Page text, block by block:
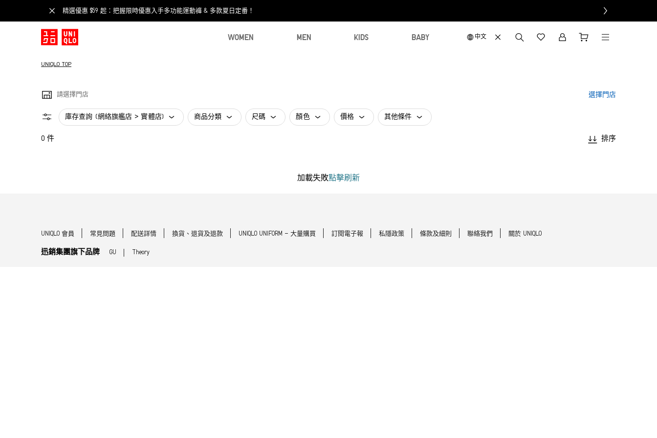
精選優惠 $59 起：把握限時優惠入手多功能運動褲 & 多款夏日定番！​
WOMEN MEN KIDS BABY 中文
UNIQLO TOP
請選擇門店 選擇門店
庫存查詢 (網絡旗艦店 > 實體店) 商品分類 尺碼 顏色 價格 其他條件
0 件 排序
加載失敗點擊刷新
UNIQLO 會員 常見問題 配送詳情 換貨、退貨及退款 UNIQLO UNIFORM - 大量購買 訂閱電子報 私隱政策 條款及細則 聯絡我們 關於 UNIQLO
迅銷集團旗下品牌 GU Theory